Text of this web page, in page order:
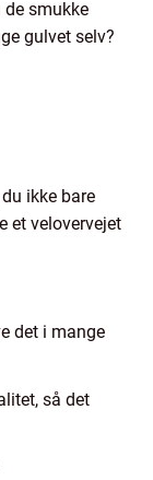
de smukke
gulvet selv?
ikke bare
et velovervejet
det i mange
så det